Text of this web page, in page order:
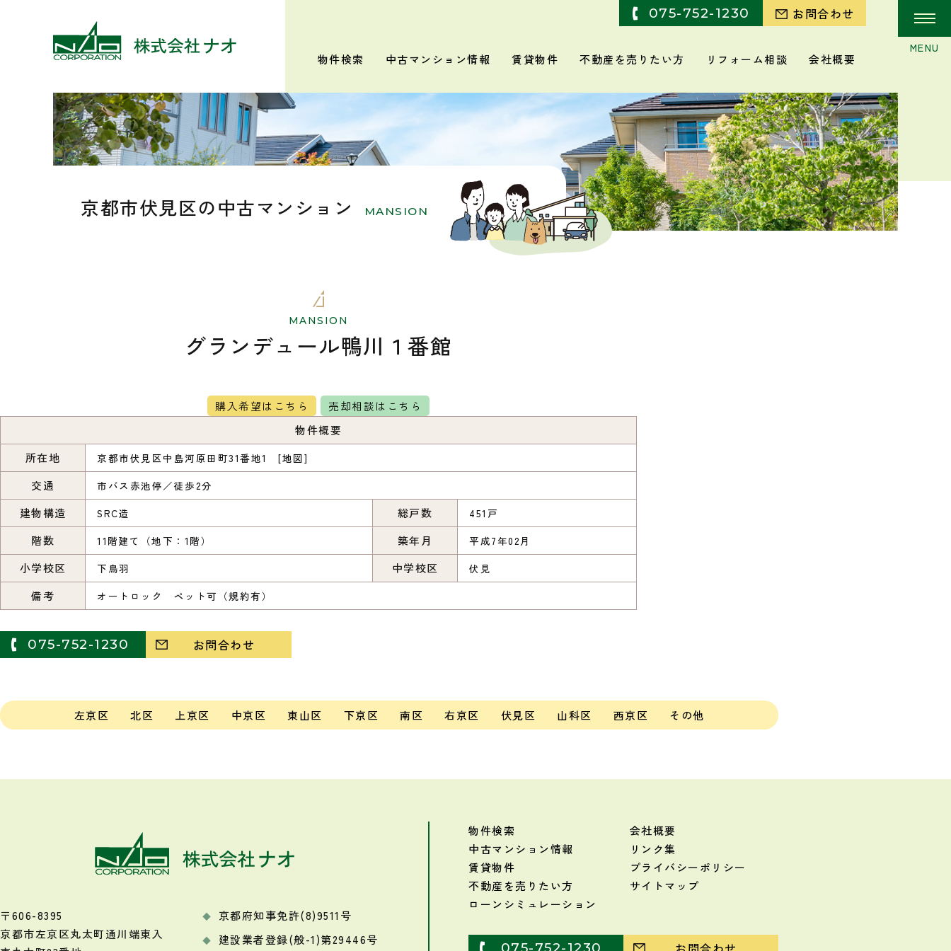
物件検索 中古マンション情報 賃貸物件 不動産を売りたい方 リフォーム相談 会社概要
075-752-1230 お問合わせ
京都市伏見区の中古マンション MANSION
MANSION
グランデュール鴨川１番館
購入希望はこちら
売却相談はこちら
物件概要
所在地
京都市伏見区中島河原田町31番地1 [地図]
交通 市バス赤池停／徒歩2分
建物構造 SRC造 総戸数 451戸
階数 11階建て（地下：1階） 築年月 平成7年02月
小学校区 下鳥羽 中学校区 伏見
備考 オートロック ペット可（規約有）
075-752-1230 お問合わせ
左京区 北区 上京区 中京区 東山区 下京区 南区 右京区 伏見区 山科区 西京区 その他
〒606-8395
京都市左京区丸太町通川端東入
京都府知事免許(8)9511号
建設業者登録(般-1)第29446号
物件検索
中古マンション情報
賃貸物件
不動産を売りたい方
ローンシミュレーション
会社概要
リンク集
プライバシーポリシー
サイトマップ